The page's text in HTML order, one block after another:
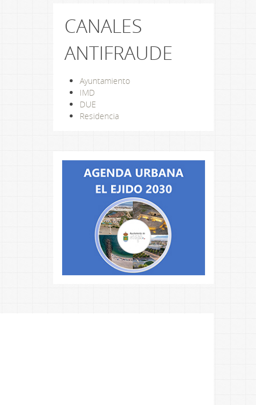
CANALES
ANTIFRAUDE
Ayuntamiento
IMD
DUE
Residencia